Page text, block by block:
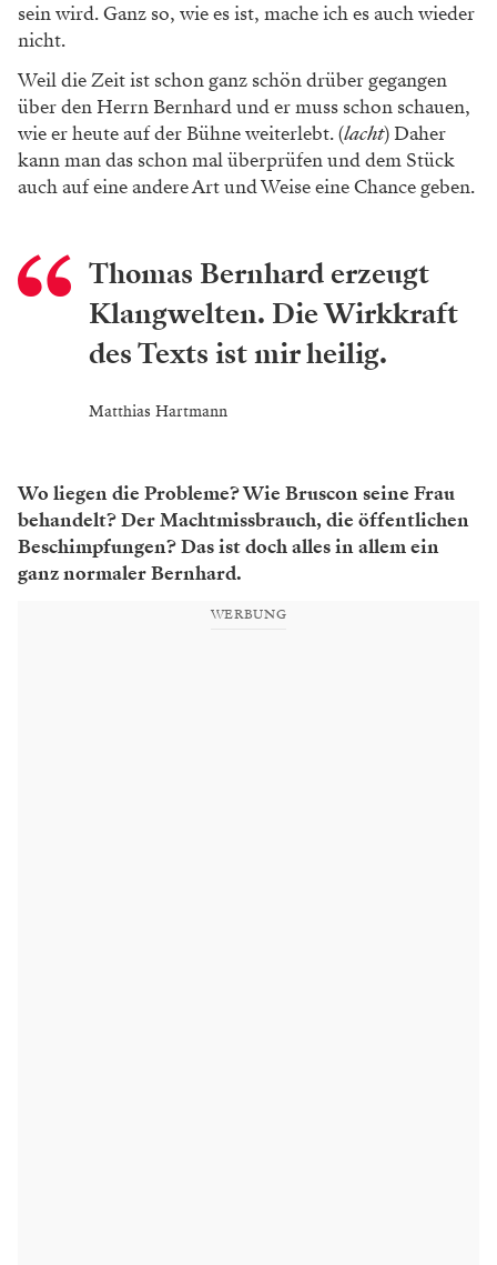
sein wird. Ganz so, wie es ist, mache ich es auch wieder
nicht.
Weil die Zeit ist schon ganz schön drübergegangen
über den Herrn Bernhard under muss schon schauen,
wie er heute aufder Bühne weiterlebt.(lacht)Daher
kannman das schon mal überprüfen und dem Stück
auch auf eine andere Art und Weiseeine Chance geben.
Thomas Bernhard erzeugt
Klangwelten. Die Wirkkraft
des Texts ist mir heilig.
Matthias Hartmann
Wo liegen die Probleme? Wie Bruscon seine Frau
behandelt? Der Machtmissbrauch, die öffentlichen
Beschimpfungen? Das ist doch alles in allem ein
ganz normaler Bernhard.
WERBUNG